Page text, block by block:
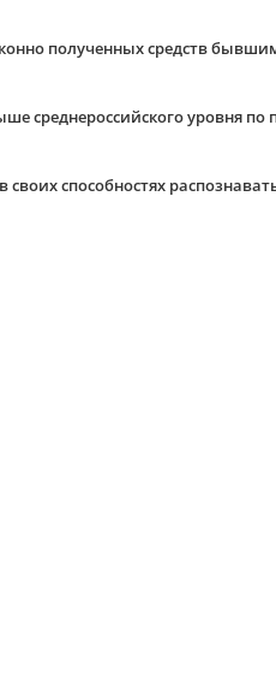
полученных средств
среднероссийского уровня по
способностях